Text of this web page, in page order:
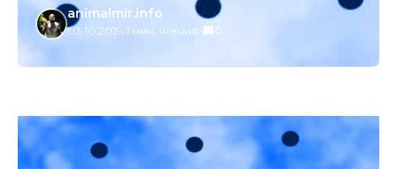
animalmir.info
03.10.2019 /1 мин. чтения 0